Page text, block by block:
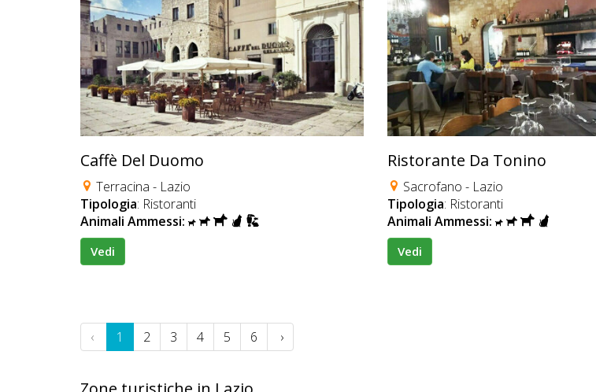
Caffè Del Duomo
Terracina - Lazio
Tipologia: Ristoranti
Animali Ammessi:
Vedi
Ristorante Da Tonino
Sacrofano - Lazio
Tipologia: Ristoranti
Animali Ammessi:
Vedi
‹ 1 2 3 4 5 6 ›